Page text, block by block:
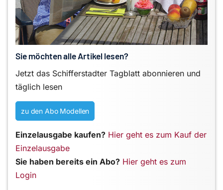
Sie möchten alle Artikel lesen?
Jetzt das Schifferstadter Tagblatt abonnieren und
täglich lesen
zu den Abo Modellen
Einzelausgabe kaufen? Hier geht es zum Kauf der
Einzelausgabe
Sie haben bereits ein Abo? Hier geht es zum
Login